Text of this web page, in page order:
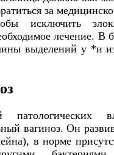
за
исключить
лечение. В
выделений у *и
вагиноз. Он
в норме